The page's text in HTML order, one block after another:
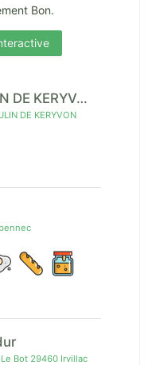
Bon.
RUCHER DU MOULIN DE KERYVON
DE KERYVON
Bot 29460 Irvillac